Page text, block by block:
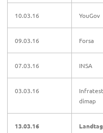
10.03.16 YouGov
09.03.16 Forsa
07.03.16 INSA
03.03.16
Infratest
dimap
13.03.16